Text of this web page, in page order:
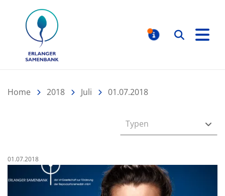
Suchen
Home 2018 Juli 01.07.2018
Typen
Veröffentlicht am:
01.07.2018